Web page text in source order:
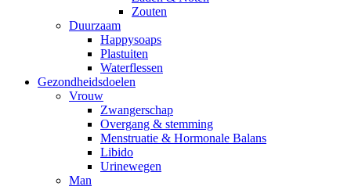
Zouten
Duurzaam
Happysoaps
Plastuiten
Waterflessen
Gezondheidsdoelen
Vrouw
Zwangerschap
Overgang & stemming
Menstruatie & Hormonale Balans
Libido
Urinewegen
Man